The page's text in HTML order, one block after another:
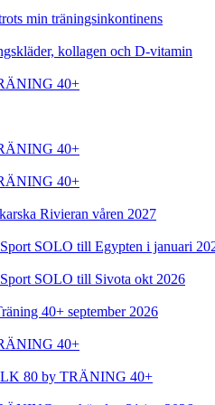
min träningsinkontinens
kollagen och D-vitamin
40+
40+
40+
Rivieran våren 2027
SOLO till Egypten i januari
SOLO till Sivota okt 2026
40+ september 2026
40+
80 by TRÄNING 40+